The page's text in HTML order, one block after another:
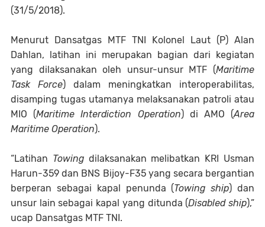
(31/5/2018).
Menurut Dansatgas MTF TNI Kolonel Laut (P) Alan
Dahlan, latihan ini merupakan bagian dari kegiatan
yang dilaksanakan oleh unsur-unsur MTF (Maritime
Task Force) dalam meningkatkan interoperabilitas,
disamping tugas utamanya melaksanakan patroli atau
MIO (Maritime Interdiction Operation) di AMO (Area
Maritime Operation).
“Latihan Towing dilaksanakan melibatkan KRI Usman
Harun-359 dan BNS Bijoy-F35 yang secara bergantian
berperan sebagai kapal penunda (Towing ship) dan
unsur lain sebagai kapal yang ditunda (Disabled ship),”
ucap Dansatgas MTF TNI.